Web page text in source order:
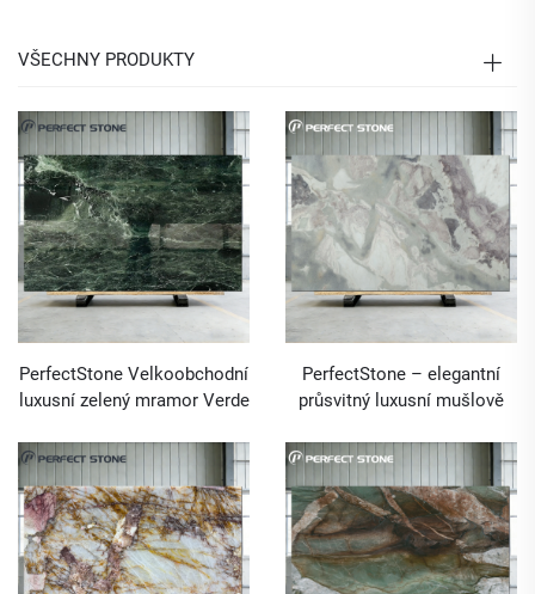
VŠECHNY PRODUKTY
PerfectStone Velkoobchodní
luxusní zelený mramor Verde
kvalitních vil a hotelů
PerfectStone – elegantní
průsvitný luxusní mušlově
vysoce kvalitních vil a hotelů